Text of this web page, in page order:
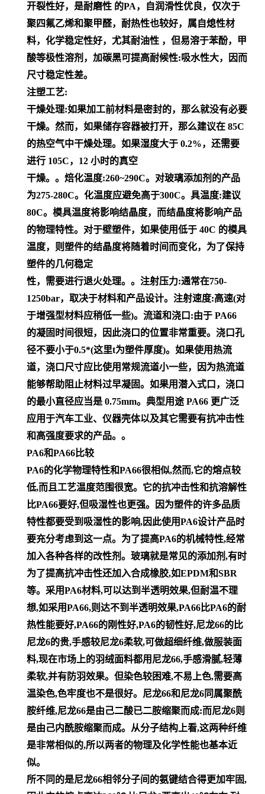
开裂性好，是耐磨性 的PA，自润滑性优良，仅次于
聚四氟乙烯和聚甲醛，耐热性也较好，属自熄性材
料，化学稳定性好，尤其耐油性 ，但易溶于苯酚，甲
酸等极性溶剂，加碳黑可提高耐候性:吸水性大，因而
尺寸稳定性差。
注塑工艺:
干燥处理:如果加工前材料是密封的，那么就没有必要
干燥。然而，如果储存容器被打开，那么建议在 85C
的热空气中干燥处理。如果湿度大于 0.2%，还需要
进行 105C，12 小时的真空
干燥。。焙化温度:260~290C。对玻璃添加剂的产品
为275-280C。化温度应避免高于300C。具温度:建议
80C。模具温度将影响结晶度，而结晶度将影响产品
的物理特性。对于壁塑件，如果使用低于 40C 的模具
温度，则塑件的结晶度将随着时间而变化，为了保持
塑件的几何稳定
性，需要进行退火处理。。注射压力:通常在750-
1250bar，取决于材料和产品设计。注射速度:高速(对
于增强型材料应稍低一些)。流道和浇口:由于 PA66
的凝固时间很短，因此浇口的位置非常重要。浇口孔
径不要小于0.5*(这里t为塑件厚度)。如果使用热流
道，浇口尺寸应比使用常规流道小一些，因为热流道
能够帮助阻止材料过早凝固。如果用潜入式口，浇口
的最小直径应当是 0.75mm。典型用途 PA66 更广泛
应用于汽车工业、仪器壳体以及其它需要有抗冲击性
和高强度要求的产品。。
PA6和PA66比较
PA6的化学物理特性和PA66很相似,然而,它的熔点较
低,而且工艺温度范围很宽。它的抗冲击性和抗溶解性
比PA66要好,但吸湿性也更强。因为塑件的许多品质
特性都要受到吸湿性的影响,因此使用PA6设计产品时
要充分考虑到这一点。为了提高PA6的机械特性,经常
加入各种各样的改性剂。玻璃就是常见的添加剂,有时
为了提高抗冲击性还加入合成橡胶,如EPDM和SBR
等。采用PA6材料,可以达到半透明效果,但耐温不理
想,如采用PA66,则达不到半透明效果,PA66比PA6的耐
热性能要好,PA66的刚性好,PA6的韧性好,尼龙66的比
尼龙6的贵,手感较尼龙6柔软,可做超细纤维,做服装面
料,现在市场上的羽绒面料都用尼龙66,手感滑腻,轻薄
柔软,并有防羽效果。但染色较困难,不易上色,需要高
温染色,色牢度也不是很好。尼龙66和尼龙6同属聚酰
胺纤维,尼龙66是由己二酸已二胺缩聚而成:而尼龙6则
是由己内酰胺缩聚而成。从分子结构上看,这两种纤维
是非常相似的,所以两者的物理及化学性能也基本近
似。
所不同的是尼龙66相邻分子间的氨键结合得更加牢固,